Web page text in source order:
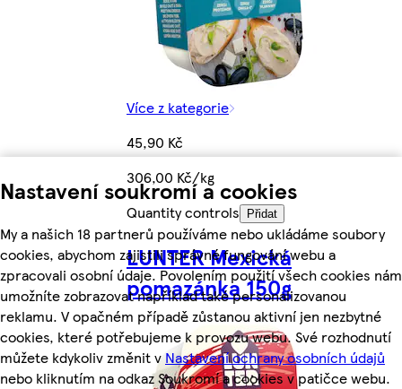
Nastavení soukromí a cookies
My a našich 18 partnerů používáme nebo ukládáme soubory
cookies, abychom zajistili správné fungování webu a
zpracovali osobní údaje. Povolením použití všech cookies nám
umožníte zobrazovat například také personalizovanou
reklamu. V opačném případě zůstanou aktivní jen nezbytné
cookies, které potřebujeme k provozu webu. Své rozhodnutí
můžete kdykoliv změnit vNastavení ochrany osobních údajů
nebo kliknutím na odkaz Soukromí a cookies v patičce webu.
Více z kategorie
45,90 Kč
306,00 Kč/kg
Quantity controls
Přidat
LUNTER Mexická
pomazánka 150g